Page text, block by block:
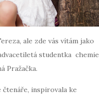
ale zde vás vítám jako
studentka chemie
Pražačka.
čtenáře, inspirovala ke